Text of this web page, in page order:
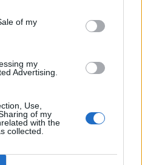
of my
my
Advertising.
Use,
of my
with the
collected.
in questo portale è di nostra proprietà.
su "Juventus Magazine" sono in parte giunti
attraverso regolari comunicati
alla pubblicazione, e quindi valutati
avessero qualcosa in contrario alla
alla redazione (indirizzo email: